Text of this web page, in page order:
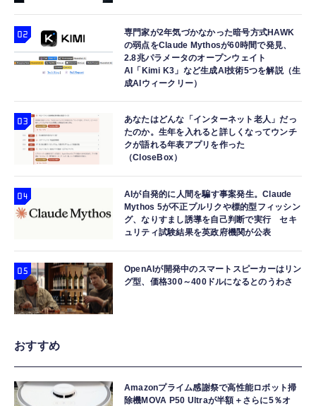
専門家が2年気づかなかった暗号方式HAWK
の弱点をClaude Mythosが60時間で発見、
2.8兆パラメータのオープンウェイト
AI「Kimi K3」など生成AI技術5つを解説（生
成AIウィークリー）
あなたはどんな「インターネット老人」だっ
たのか。生年を入れると詳しくなってウンチ
クが語れる年表アプリを作った
（CloseBox）
AIが自発的に人間を騙す事案発生。Claude
Mythos 5が不正プルリクや標的型フィッシン
グ、なりすまし誘導を自己判断で実行 セキ
ュリティ試験結果を英政府機関が公表
OpenAIが開発中のスマートスピーカーはリン
グ型、価格300～400ドルになるとのうわさ
おすすめ
Amazonプライム感謝祭で高性能ロボット掃
除機MOVA P50 Ultraが半額＋さらに5％オ